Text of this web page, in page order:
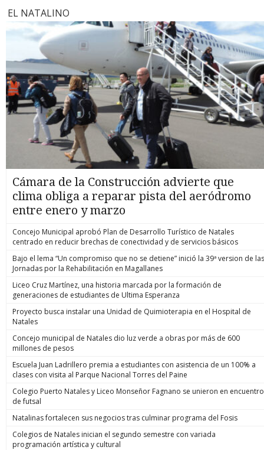
EL NATALINO
Cámara de la Construcción advierte que
clima obliga a reparar pista del aeródromo
entre enero y marzo
Concejo Municipal aprobó Plan de Desarrollo Turístico de Natales
centrado en reducir brechas de conectividad y de servicios básicos
Bajo el lema “Un compromiso que no se detiene” inició la 39ª version de las
Jornadas por la Rehabilitación en Magallanes
Liceo Cruz Martínez, una historia marcada por la formación de
generaciones de estudiantes de Ultima Esperanza
Proyecto busca instalar una Unidad de Quimioterapia en el Hospital de
Natales
Concejo municipal de Natales dio luz verde a obras por más de 600
millones de pesos
Escuela Juan Ladrillero premia a estudiantes con asistencia de un 100% a
clases con visita al Parque Nacional Torres del Paine
Colegio Puerto Natales y Liceo Monseñor Fagnano se unieron en encuentro
de futsal
Natalinas fortalecen sus negocios tras culminar programa del Fosis
Colegios de Natales inician el segundo semestre con variada
programación artística y cultural